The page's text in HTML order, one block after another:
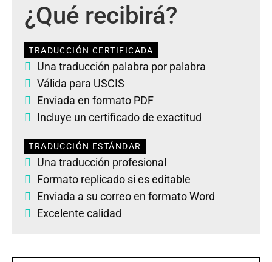
¿Qué recibirá?
TRADUCCIÓN CERTIFICADA
Una traducción palabra por palabra
Válida para USCIS
Enviada en formato PDF
Incluye un certificado de exactitud
TRADUCCIÓN ESTÁNDAR
Una traducción profesional
Formato replicado si es editable
Enviada a su correo en formato Word
Excelente calidad